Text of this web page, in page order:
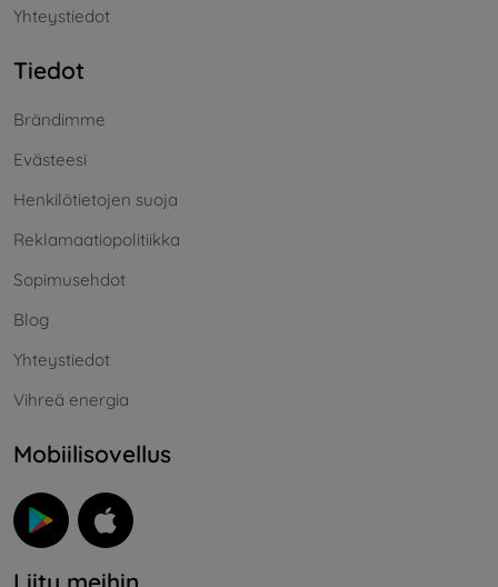
Yhteystiedot
Tiedot
Brändimme
Evästeesi
Henkilötietojen suoja
Reklamaatiopolitiikka
Sopimusehdot
Blog
Yhteystiedot
Vihreä energia
Mobiilisovellus
Liity meihin